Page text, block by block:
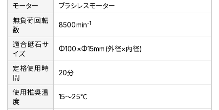
モーター
ブラシレスモーター
無負荷回転
数
8500min-1
適合砥石サ
イズ
Φ100×Φ15mm(外径×内径)
定格使用時
間
20分
使用推奨温
度
15～25℃